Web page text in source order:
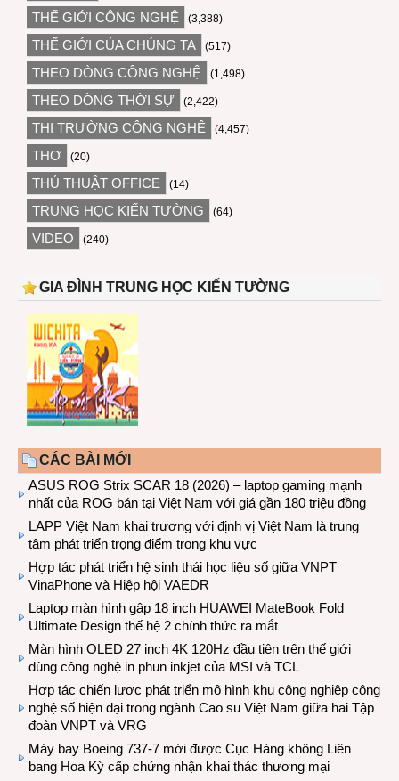
THẾ GIỚI CÔNG NGHỆ (3,388)
THẾ GIỚI CỦA CHÚNG TA (517)
THEO DÒNG CÔNG NGHỆ (1,498)
THEO DÒNG THỜI SỰ (2,422)
THỊ TRƯỜNG CÔNG NGHỆ (4,457)
THƠ (20)
THỦ THUẬT OFFICE (14)
TRUNG HỌC KIẾN TƯỜNG (64)
VIDEO (240)
GIA ĐÌNH TRUNG HỌC KIẾN TƯỜNG
CÁC BÀI MỚI
ASUS ROG Strix SCAR 18 (2026) – laptop gaming mạnh
nhất của ROG bán tại Việt Nam với giá gần 180 triệu đồng
LAPP Việt Nam khai trương với định vị Việt Nam là trung
tâm phát triển trọng điểm trong khu vực
Hợp tác phát triển hệ sinh thái học liệu số giữa VNPT
VinaPhone và Hiệp hội VAEDR
Laptop màn hình gập 18 inch HUAWEI MateBook Fold
Ultimate Design thế hệ 2 chính thức ra mắt
Màn hình OLED 27 inch 4K 120Hz đầu tiên trên thế giới
dùng công nghệ in phun inkjet của MSI và TCL
Hợp tác chiến lược phát triển mô hình khu công nghiệp công
nghệ số hiện đại trong ngành Cao su Việt Nam giữa hai Tập
đoàn VNPT và VRG
Máy bay Boeing 737-7 mới được Cục Hàng không Liên
bang Hoa Kỳ cấp chứng nhận khai thác thương mại